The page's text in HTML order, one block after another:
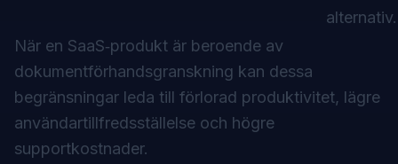
alternativ.
När en SaaS‑produkt är beroende av
dokumentförhandsgranskning kan dessa
begränsningar leda till förlorad produktivitet, lägre
användartillfredsställelse och högre
supportkostnader.